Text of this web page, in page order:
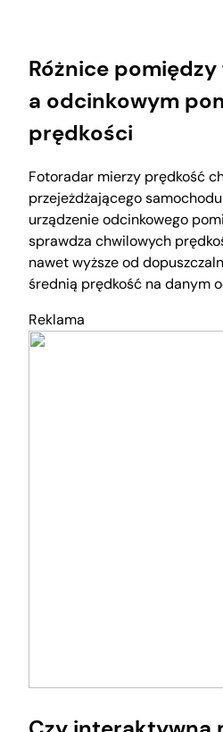
Różnice
a odcinkowym
prędkości
Fotoradar mierzy prędkość
przejeżdżającego
urządzenie odcinkowego
sprawdza chwilowych
nawet wyższe od
średnią prędkość na danym
Reklama